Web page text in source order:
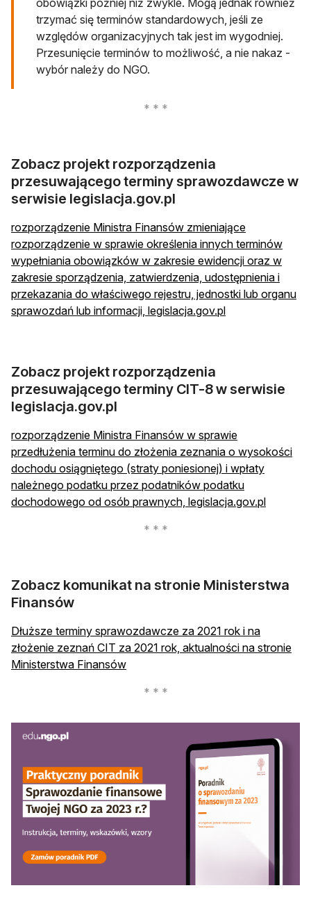
trzymać się terminów standardowych, jeśli ze
względów organizacyjnych tak jest im wygodniej.
Przesunięcie terminów to możliwość, a nie nakaz -
wybór należy do NGO.
Zobacz projekt rozporządzenia
przesuwającego terminy sprawozdawcze w
serwisie legislacja.gov.pl
rozporządzenie Ministra Finansów zmieniające
rozporządzenie w sprawie określenia innych terminów
wypełniania obowiązków w zakresie ewidencji oraz w
zakresie sporządzenia, zatwierdzenia, udostępnienia i
przekazania do właściwego rejestru, jednostki lub organu
sprawozdań lub informacji, legislacja.gov.plotwiera się w
Zobacz projekt rozporządzenia
przesuwającego terminy CIT-8 w serwisie
legislacja.gov.pl
rozporządzenie Ministra Finansów w sprawie
przedłużenia terminu do złożenia zeznania o wysokości
dochodu osiągniętego (straty poniesionej) i wpłaty
należnego podatku przez podatników podatku
dochodowego od osób prawnych, legislacja.gov.plotwiera
Zobacz komunikat na stronie Ministerstwa
Finansów
Dłuższe terminy sprawozdawcze za 2021 rok i na
złożenie zeznań CIT za 2021 rok, aktualności na stronie
Ministerstwa Finansówotwiera się w nowej karcie